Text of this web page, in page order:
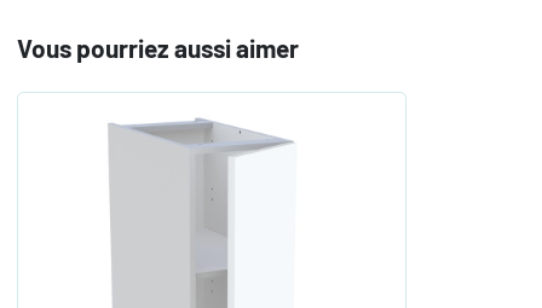
Vous pourriez aussi aimer